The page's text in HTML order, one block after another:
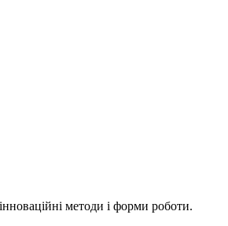
методи і форми роботи.